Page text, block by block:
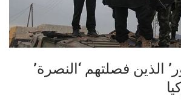
الذين فصلتهم ‘النصرة’